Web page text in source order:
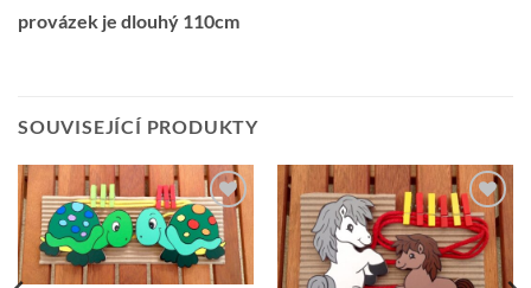
provázek je dlouhý 110cm
SOUVISEJÍCÍ PRODUKTY
Přidat k
oblíbeným
Přidat k
oblíbeným